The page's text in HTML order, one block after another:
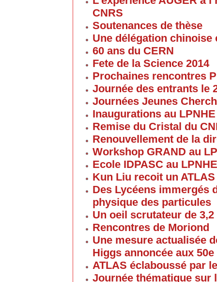
CNRS
Soutenances de thèse
Une délégation
60 ans du CERN
Fete de la Science 2014
Prochaines rencontres
Journée des entrants le
Journées Jeunes
Inaugurations au LPNHE
Remise du Cristal du
Renouvellement de la
Workshop GRAND au
Ecole IDPASC au LPNHE
Kun Liu recoit un
Des Lycéens immergés
physique des particules
Un oeil scrutateur de
Rencontres de Moriond
Une mesure actualisée
Higgs annoncée aux
ATLAS éclaboussé par
Journée thématique sur